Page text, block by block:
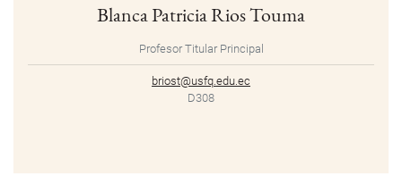
Blanca Patricia Rios Touma
Profesor Titular Principal
briost@usfq.edu.ec
D308